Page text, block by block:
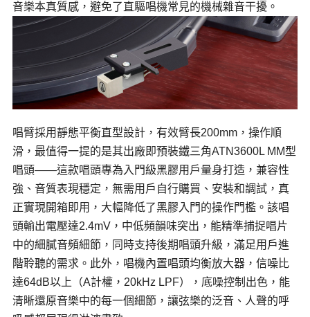
音樂本真質感，避免了直驅唱機常見的機械雜音干擾。
唱臂採用靜態平衡直型設計，有效臂長200mm，操作順
滑，最值得一提的是其出廠即預裝鐵三角ATN3600L MM型
唱頭——這款唱頭專為入門級黑膠用戶量身打造，兼容性
強、音質表現穩定，無需用戶自行購買、安裝和調試，真
正實現開箱即用，大幅降低了黑膠入門的操作門檻。該唱
頭輸出電壓達2.4mV，中低頻韻味突出，能精準捕捉唱片
中的細膩音頻細節，同時支持後期唱頭升級，滿足用戶進
階聆聽的需求。此外，唱機內置唱頭均衡放大器，信噪比
達64dB以上（A計權，20kHz LPF），底噪控制出色，能
清晰還原音樂中的每一個細節，讓弦樂的泛音、人聲的呼